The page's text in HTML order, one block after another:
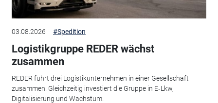
03.08.2026 #Spedition
Logistikgruppe REDER wächst
zusammen
REDER führt drei Logistikunternehmen in einer Gesellschaft
zusammen. Gleichzeitig investiert die Gruppe in E‑Lkw,
Digitalisierung und Wachstum.